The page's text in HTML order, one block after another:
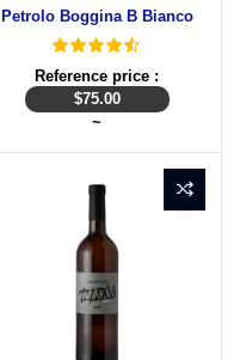
Petrolo Boggina B Bianco
Reference price :
$75.00
~